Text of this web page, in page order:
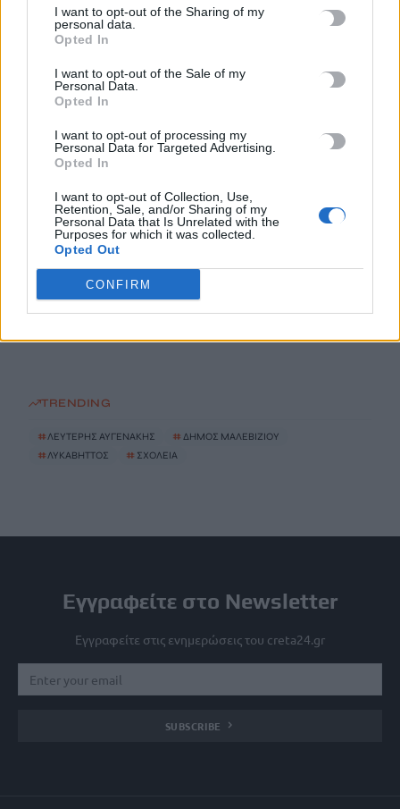
I want to opt-out of the Sharing of my
personal data.
Opted In
I want to opt-out of the Sale of my
Personal Data.
Opted In
I want to opt-out of processing my
Personal Data for Targeted Advertising.
Opted In
I want to opt-out of Collection, Use,
Retention, Sale, and/or Sharing of my
Personal Data that Is Unrelated with the
Purposes for which it was collected.
Opted Out
CONFIRM
Θρίλερ με σορό ατόμου που εντοπίστηκε σε σπηλιά στον
8 Αυγούστου, 2026
Πότε ανοίγουν τα σχολεία μετά τις καλοκαιρινές διακοπές
8 Αυγούστου, 2026
8χρονος τραυματίστηκε στο κεφάλι μετά από βουτιά σε
παραλία
8 Αυγούστου, 2026
Κλιμακώνεται η κόντρα Ισπανίας – Ιταλίας για το
μεταναστευτικό: Αμοιβαίοι συνοριακοί έλεγχοι
TRENDING
#ΛΕΥΤΕΡΗΣ ΑΥΓΕΝΑΚΗΣ # ΔΗΜΟΣ ΜΑΛΕΒΙΖΙΟΥ
#ΛΥΚΑΒΗΤΤΟΣ # ΣΧΟΛΕΙΑ
Εγγραφείτε στο Newsletter
Εγγραφείτε στις ενημερώσεις του creta24.gr
SUBSCRIBE